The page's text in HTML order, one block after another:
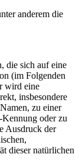
anderem die
die sich auf eine
(im Folgenden
wird eine
insbesondere
zu einer
oder zu
Ausdruck der
dieser natürlichen